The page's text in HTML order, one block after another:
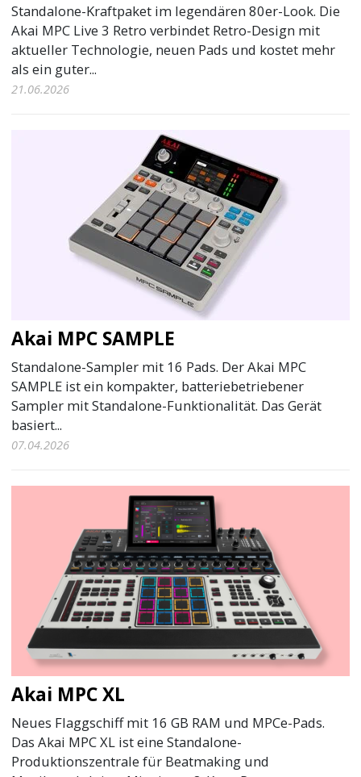
Standalone-Kraftpaket im legendären 80er-Look. Die
Akai MPC Live 3 Retro verbindet Retro-Design mit
aktueller Technologie, neuen Pads und kostet mehr
als ein guter...
21.06.2026
Akai MPC SAMPLE
Standalone-Sampler mit 16 Pads. Der Akai MPC
SAMPLE ist ein kompakter, batteriebetriebener
Sampler mit Standalone-Funktionalität. Das Gerät
basiert...
07.04.2026
Akai MPC XL
Neues Flaggschiff mit 16 GB RAM und MPCe-Pads.
Das Akai MPC XL ist eine Standalone-
Produktionszentrale für Beatmaking und